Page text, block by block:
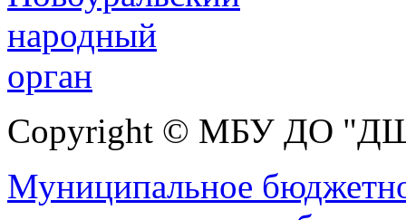
Copyright © МБУ ДО
Муниципальное